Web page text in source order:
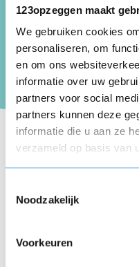
123opzeggen maakt
We gebruiken cookies
personaliseren, om
en om ons
informatie over uw
partners voor social
partners kunnen deze
informatie die u aan ze
verzameld op basis van
Noodzakelijk
Voorkeuren
Echt nutteloos,
aan chat gpt. Is
Nuttig
(0 like) Deel
Henk Mol
Siebengewald
Ik wil mijn